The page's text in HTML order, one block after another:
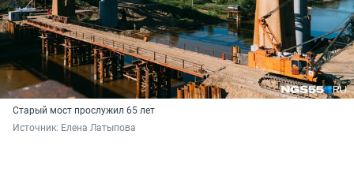
Старый мост прослужил 65 лет
Источник: Елена Латыпова